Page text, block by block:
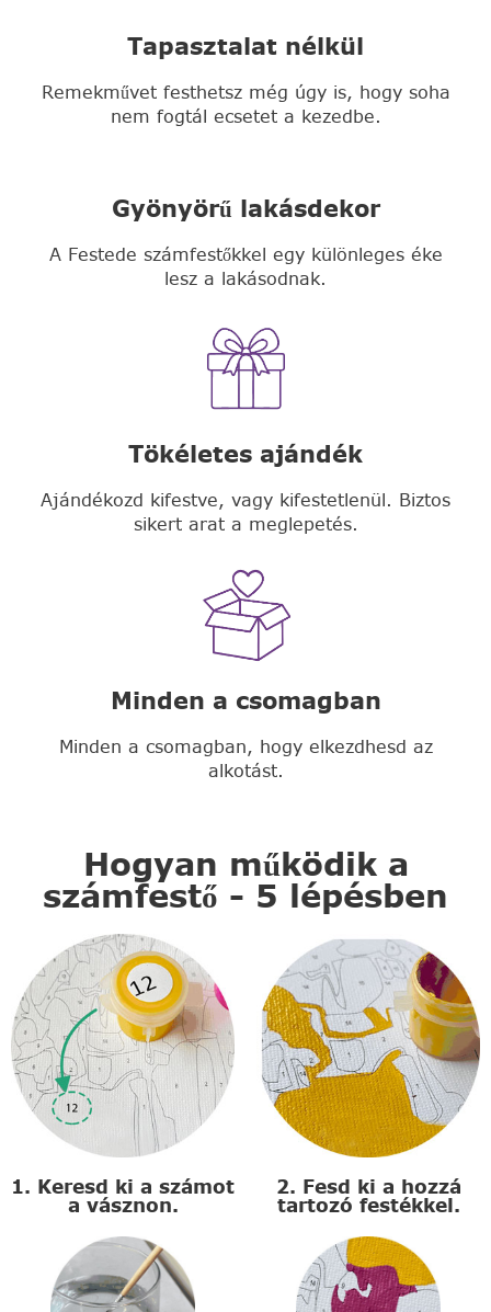
Tapasztalat nélkül
Remekművet festhetsz még úgy is, hogy soha
nem fogtál ecsetet a kezedbe.
Gyönyörű lakásdekor
A Festede számfestőkkel egy különleges éke
lesz a lakásodnak.
Tökéletes ajándék
Ajándékozd kifestve, vagy kifestetlenül. Biztos
sikert arat a meglepetés.
Minden a csomagban
Minden a csomagban, hogy elkezdhesd az
alkotást.
Hogyan működik a
számfestő - 5 lépésben
1. Keresd ki a számot
a vásznon.
2. Fesd ki a hozzá
tartozó festékkel.